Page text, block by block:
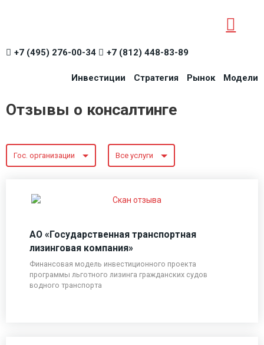
+7 (495) 276-00-34 +7 (812) 448-83-89
Инвестиции Стратегия Рынок Модели
Отзывы о консалтинге
Гос. организации Все услуги
АО «Государственная транспортная
лизинговая компания»
Финансовая модель инвестиционного проекта
программы льготного лизинга гражданских судов
водного транспорта